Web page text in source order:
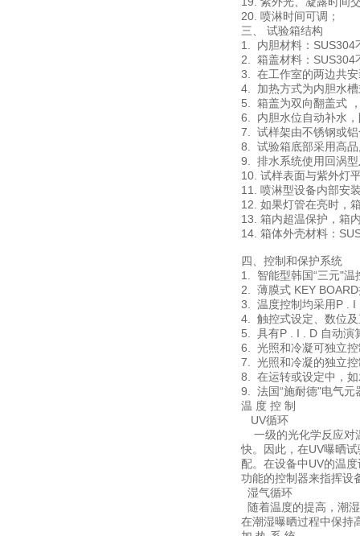
20. 喷淋时间可调；
三、 试验箱结构
1. 内胆材料：SUS304
2. 箱盖材料：SUS304
3. 在工作室的两边共
4. 加热方式为内胆水
5. 箱盖为双向翻盖式
6. 内胆水位自动补水
7. 试样架由不锈钢或
8. 试验箱底部采用高
9. 排水系统使用回涡
10. 试样表面与紫外灯
11. 喷淋型设备内部安
12. 如果灯管在亮时，
13. 箱内超温保护，箱
14. 箱体外壳材料：
四、控制和保护系统
1. 智能型韩国“三元"
2. 薄膜式 KEY
3. 温度控制均采用P . I
4. 触控式设定、数位
5. 具有P . I . D 自动演
6. 光照和冷凝可独立
7. 光照和冷凝的独立
8. 在运转或设定中，
9. 法国“施耐德"电气元
温 度 控 制
UV循环
一级的光化学反应对
快。因此，在UV曝晒
配。在设备中UV的温
功能的控制器来指挥设
湿气循环
随着温度的提高，潮
在潮湿曝晒过程中保